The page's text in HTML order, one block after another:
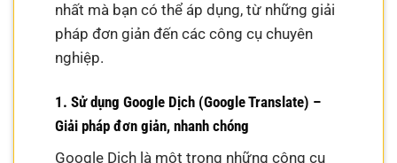
nhất mà bạn có thể áp dụng, từ những giải
pháp đơn giản đến các công cụ chuyên
nghiệp.
1. Sử dụng Google Dịch (Google Translate) –
Giải pháp đơn giản, nhanh chóng
Google Dịch là một trong những công cụ